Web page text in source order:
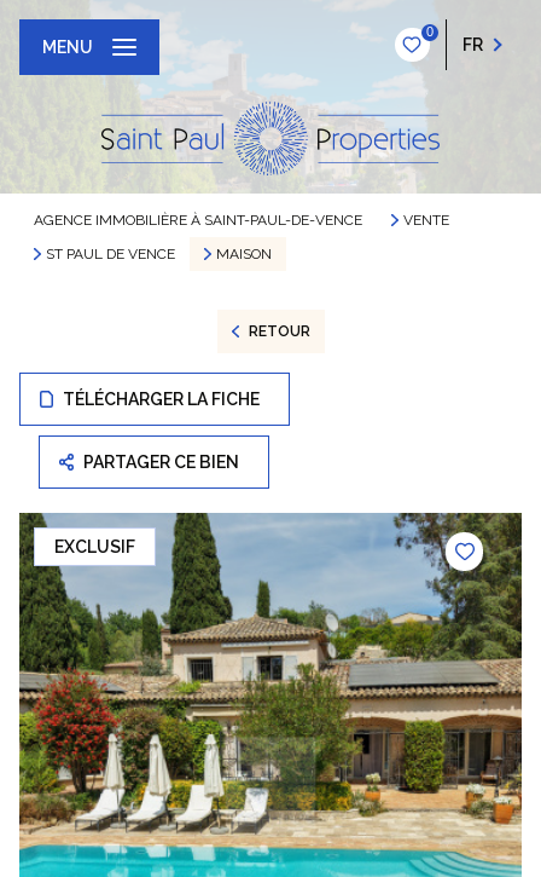
0
FR
MENU
AGENCE IMMOBILIÈRE À SAINT-PAUL-DE-VENCE
VENTE
ST PAUL DE VENCE
MAISON
RETOUR
TÉLÉCHARGER LA FICHE
PARTAGER CE BIEN
EXCLUSIF